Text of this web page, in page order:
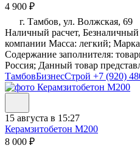
4 900 ₽
г. Тамбов, ул. Волжская, 69
Наличный расчет, Безналичный
компании Масса: легкий;
Содержание заполнителя:
Россия; Данный товар
ТамбовБизнесСтрой +7 (920)
15 августа в 15:27
Керамзитобетон М200
8 000 ₽